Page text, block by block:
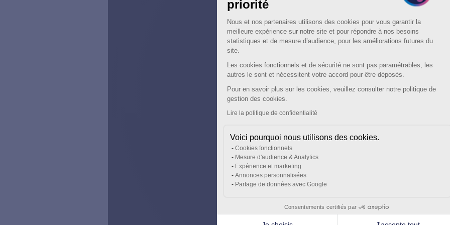
priorité
Plateforme de Gestion du
Nous et nos partenaires utilisons des cookies pour vous garantir la
meilleure expérience sur notre site et pour répondre à nos besoins
statistiques et de mesure d’audience, pour les améliorations futures du
site.
Les cookies fonctionnels et de sécurité ne sont pas paramétrables, les
autres le sont et nécessitent votre accord pour être déposés.
Pour en savoir plus sur les cookies, veuillez consulter notre politique de
gestion des cookies.
Lire la politique de confidentialité
Voici pourquoi nous utilisons des cookies.
Cookies fonctionnels
Mesure d'audience & Analytics
Expérience et marketing
Annonces personnalisées
Partage de données avec Google
Consentements certifiés par